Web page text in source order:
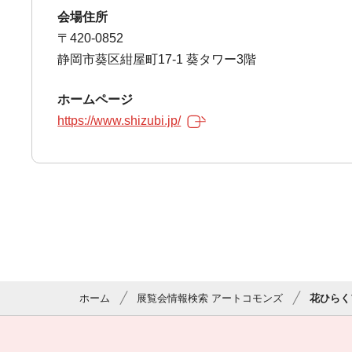
会場住所
〒420-0852
静岡市葵区紺屋町17-1 葵タワー3階
ホームページ
https://www.shizubi.jp/
ホーム 展覧会情報検索 アートコモンズ 花ひら